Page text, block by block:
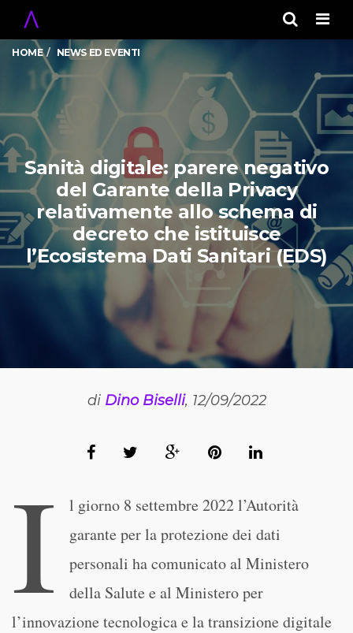
HOME NEWS ED EVENTI
Sanità digitale: parere negativo
del Garante della Privacy
relativamente allo schema di
decreto che istituisce
l’Ecosistema Dati Sanitari (EDS)
di Dino Biselli, 12/09/2022
I
l giorno 8 settembre 2022 l’Autorità
garante per la protezione dei dati
personali ha comunicato al Ministero
della Salute e al Ministero per
l’innovazione tecnologica e la transizione digitale